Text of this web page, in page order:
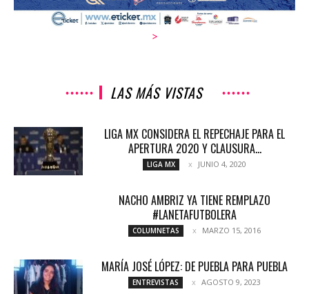
>
LAS MÁS VISTAS
LIGA MX CONSIDERA EL REPECHAJE PARA EL
APERTURA 2020 Y CLAUSURA...
LIGA MX JUNIO 4, 2020
NACHO AMBRIZ YA TIENE REMPLAZO
#LANETAFUTBOLERA
COLUMNETAS MARZO 15, 2016
MARÍA JOSÉ LÓPEZ: DE PUEBLA PARA PUEBLA
ENTREVISTAS AGOSTO 9, 2023